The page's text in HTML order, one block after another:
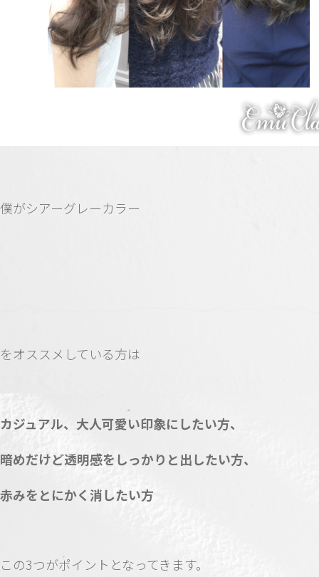
僕がシアーグレーカラー
をオススメしている方は
カジュアル、大人可愛い印象にしたい方、
暗めだけど透明感をしっかりと出したい方、
赤みをとにかく消したい方
この3つがポイントとなってきます。